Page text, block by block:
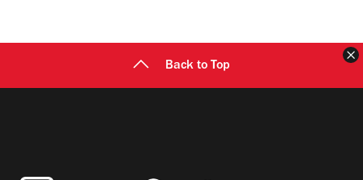
Back to Top